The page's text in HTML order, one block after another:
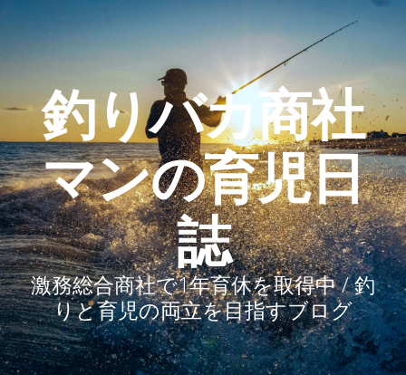
釣りバカ商社
マンの育児日
誌
激務総合商社で1年育休を取得中 / 釣
りと育児の両立を目指すブログ